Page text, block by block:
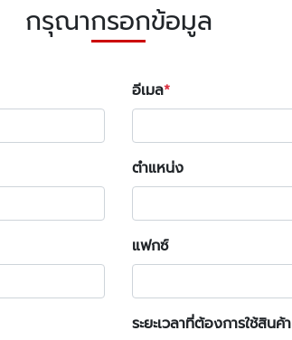
กรุณากรอกข้อมูล
อีเมล
ตำแหน่ง
แฟกซ์
ระยะเวลาที่ต้องการใช้สินค้า